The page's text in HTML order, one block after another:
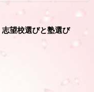
望校選びと塾選び